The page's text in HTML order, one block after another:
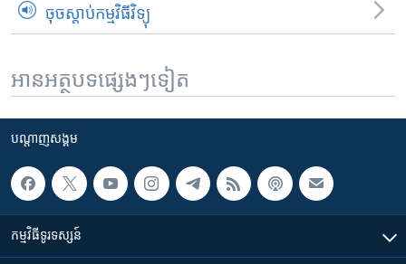
ចុចស្តាប់កម្មវិធីវិទ្យុ
អានអត្ថបទផ្សេងៗទៀត
បណ្តាញ​សង្គម
កម្មវិធី​ទូរទស្សន៍